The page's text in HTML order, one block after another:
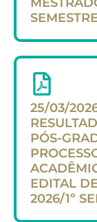
25/03/
PÓS-
EDITAL
2026/1º